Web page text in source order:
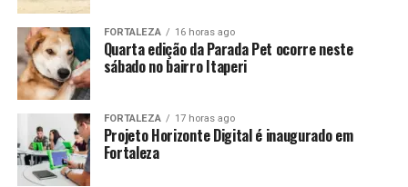
FORTALEZA 16 horas ago
Quarta edição da Parada Pet ocorre neste
sábado no bairro Itaperi
FORTALEZA 17 horas ago
Projeto Horizonte Digital é inaugurado em
Fortaleza